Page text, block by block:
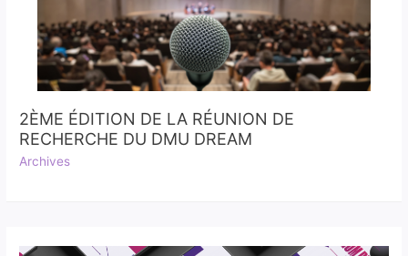
2ÈME ÉDITION DE LA RÉUNION DE
RECHERCHE DU DMU DREAM
Archives